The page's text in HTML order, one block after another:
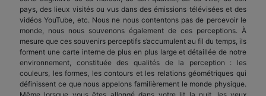
pays, des lieux visités ou vus dans des émissions télévisées et des
vidéos YouTube, etc. Nous ne nous contentons pas de percevoir le
monde, nous nous souvenons également de ces perceptions. À
mesure que ces souvenirs perceptifs s’accumulent au fil du temps, ils
forment une carte interne de plus en plus large et détaillée de notre
environnement, constituée des qualités de la perception : les
couleurs, les formes, les contours et les relations géométriques qui
définissent ce que nous appelons familièrement le monde physique.